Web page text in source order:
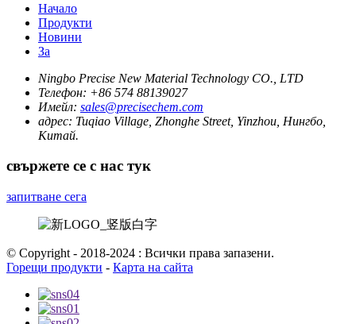
Начало
Продукти
Новини
За
Ningbo Precise New Material Technology CO., LTD
Телефон: +86 574 88139027
Имейл: sales@precisechem.com
адрес: Tuqiao Village, Zhonghe Street, Yinzhou, Нингбо,
Китай.
свържете се с нас тук
запитване сега
© Copyright - 2018-2024 : Всички права запазени.
Горещи продукти - Карта на сайта